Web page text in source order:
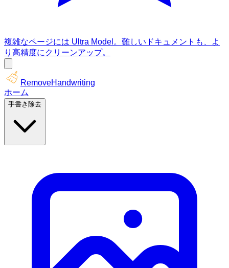
複雑なページには Ultra Model。難しいドキュメントも、よ
り高精度にクリーンアップ。
RemoveHandwriting
ホーム
手書き除去